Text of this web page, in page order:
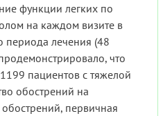
функции легких по
на каждом визите в
периода лечения (48
что
пациентов с тяжелой
обострений на
обострений, первичная